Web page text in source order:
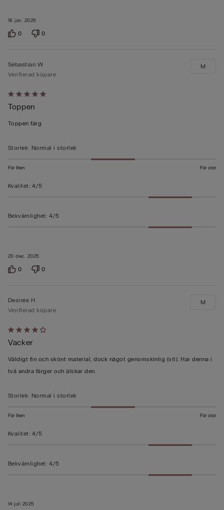
18 jan. 2026
0 0
Värderad
5
av
20 dec. 2025
Sebastian W
Verifierad köpare
Toppen
Toppen färg
M
Storlek: Normal i storlek
För liten För stor
Kvalitet: 4/5
Bekvämlighet: 4/5
0 0
Värderad
4
av
5
14 juli 2025
Desirée H
Verifierad köpare
Vacker
Väldigt fin och skönt material, dock något genomskinlig (vit). Har denna i
två andra färger och älskar den.
M
Storlek: Normal i storlek
För liten För stor
Kvalitet: 4/5
Bekvämlighet: 4/5